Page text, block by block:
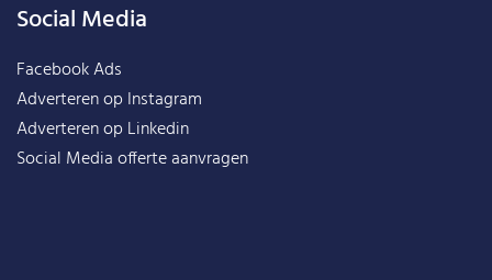
Social Media
Facebook Ads
Adverteren op Instagram
Adverteren op Linkedin
Social Media offerte aanvragen